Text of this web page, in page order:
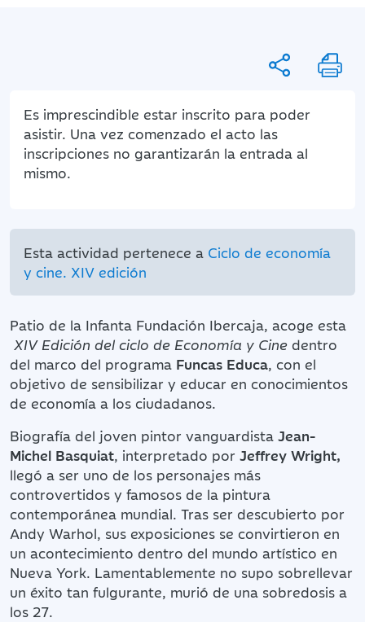
Es imprescindible estar inscrito para poder
asistir. Una vez comenzado el acto las
inscripciones no garantizarán la entrada al
mismo.
Esta actividad pertenece a Ciclo de economía
y cine. XIV edición
Patio de la Infanta Fundación Ibercaja, acoge esta
XIV Edición del ciclo de Economía y Cine dentro
del marco del programa Funcas Educa, con el
objetivo de sensibilizar y educar en conocimientos
de economía a los ciudadanos.
Biografía del joven pintor vanguardista Jean-
Michel Basquiat, interpretado por Jeffrey Wright,
llegó a ser uno de los personajes más
controvertidos y famosos de la pintura
contemporánea mundial. Tras ser descubierto por
Andy Warhol, sus exposiciones se convirtieron en
un acontecimiento dentro del mundo artístico en
Nueva York. Lamentablemente no supo sobrellevar
un éxito tan fulgurante, murió de una sobredosis a
los 27.